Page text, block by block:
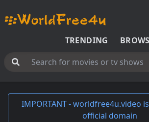
TRENDING
IMPORTANT - worldfree4u.video
official domain